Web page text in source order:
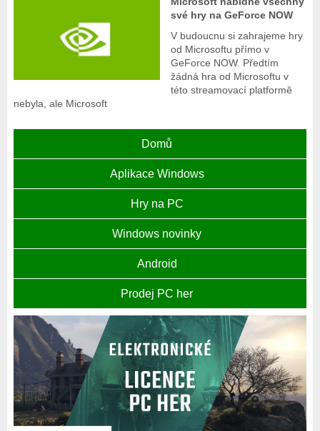
své hry na GeForce NOW
V budoucnu si zahrajeme hry
od Microsoftu přímo v
GeForce NOW. Předtím
žádná hra od Microsoftu v
této streamovací platformě
nebyla, ale Microsoft
Domů
Aplikace Windows
Hry na PC
Windows novinky
Android
Prodej PC her